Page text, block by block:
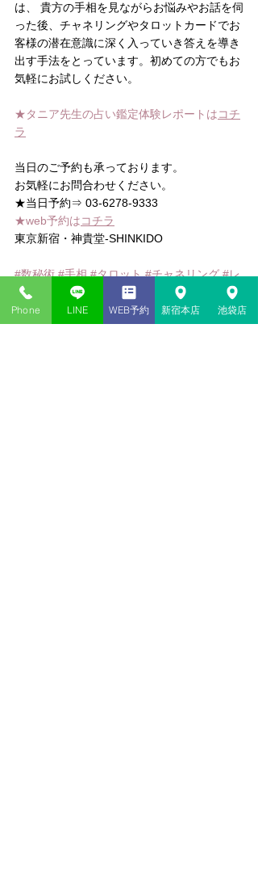
は、 貴方の手相を見ながらお悩みやお話を伺
った後、チャネリングやタロットカードでお
客様の潜在意識に深く入っていき答えを導き
出す手法をとっています。初めての方でもお
気軽にお試しください。
★タニア先生の占い鑑定体験レポートはコチ
ラ
当日のご予約も承っております。
お気軽にお問合わせください。
★当日予約⇒ 03-6278-9333
★web予約はコチラ
東京新宿・神貴堂-SHINKIDO
#数秘術 #手相 #タロット #チャネリング #レ
イキ
#ヒーリング #潜在意識 #タニア
Phone LINE WEB予約 新宿本店 池袋店